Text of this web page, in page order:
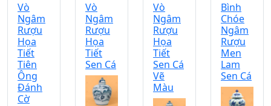
Vò
Ngâm
Rượu
Họa
Tiết
Tiên
Ông
Đánh
Cờ
Vò
Ngâm
Rượu
Họa
Tiết
Sen Cá
Vò
Ngâm
Rượu
Họa
Tiết
Sen Cá
Vẽ
Màu
Bình
Chóe
Ngâm
Rượu
Men
Lam
Sen Cá